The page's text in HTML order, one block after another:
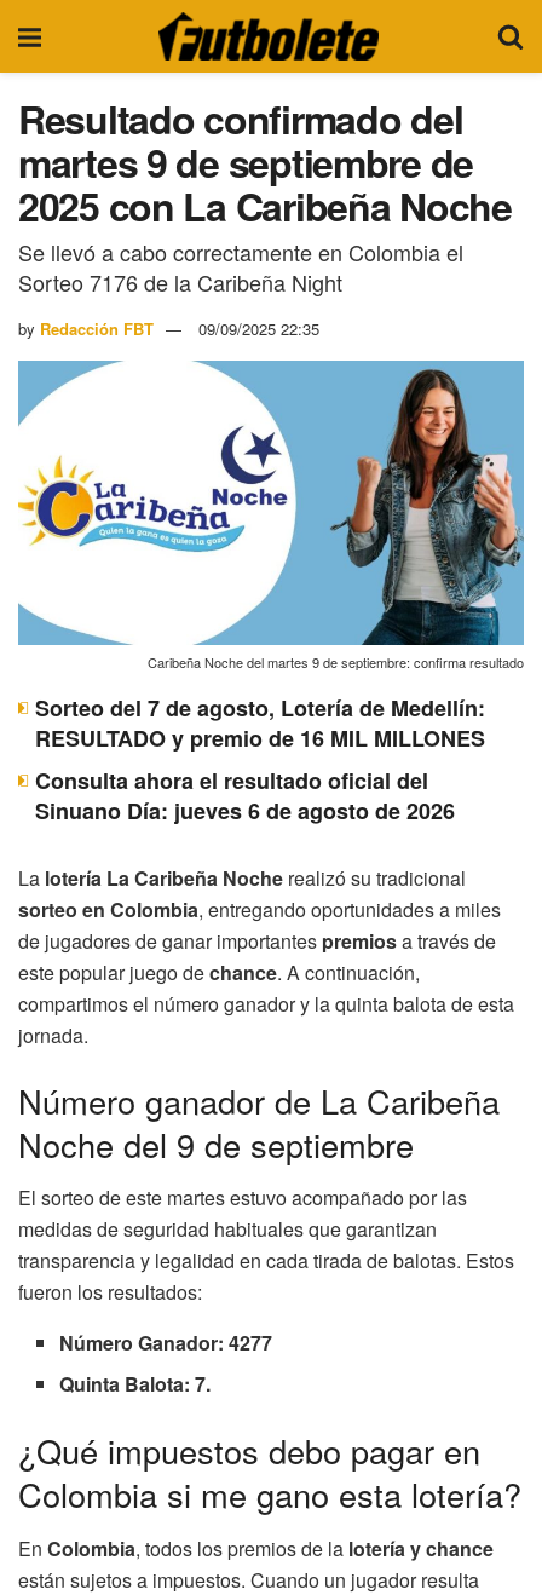
Resultado confirmado del
martes 9 de septiembre de
2025 con La Caribeña Noche
Se llevó a cabo correctamente en Colombia el
Sorteo 7176 de la Caribeña Night
by Redacción FBT 09/09/2025 22:35
Caribeña Noche del martes 9 de septiembre: confirma resultado
Sorteo del 7 de agosto, Lotería de Medellín:
RESULTADO y premio de 16 MIL MILLONES
Consulta ahora el resultado oficial del
Sinuano Día: jueves 6 de agosto de 2026
La lotería La Caribeña Noche realizó su tradicional
sorteo en Colombia, entregando oportunidades a miles
de jugadores de ganar importantes premiosa través de
este popular juego dechance. A continuación,
compartimos el número ganador y la quinta balota de esta
jornada.
Número ganador de La Caribeña
Noche del 9 de septiembre
El sorteo de este martes estuvo acompañado por las
medidas de seguridad habituales que garantizan
transparencia y legalidad en cada tirada de balotas. Estos
fueron los resultados:
Número Ganador: 4277
Quinta Balota: 7.
¿Qué impuestos debo pagar en
Colombia si me gano esta lotería?
En Colombia, todos los premios de la lotería y chance
están sujetos a impuestos. Cuando un jugador resulta